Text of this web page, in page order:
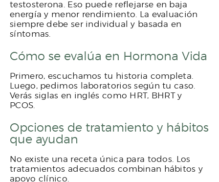
testosterona. Eso puede reflejarse en baja
energía y menor rendimiento. La evaluación
siempre debe ser individual y basada en
síntomas.
Cómo se evalúa en Hormona Vida
Primero, escuchamos tu historia completa.
Luego, pedimos laboratorios según tu caso.
Verás siglas en inglés como HRT, BHRT y
PCOS.
Opciones de tratamiento y hábitos
que ayudan
No existe una receta única para todos. Los
tratamientos adecuados combinan hábitos y
apoyo clínico.